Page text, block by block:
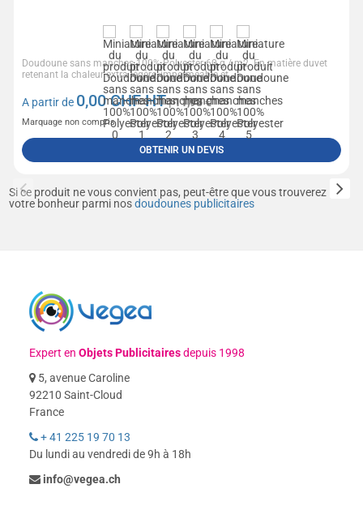
Doudoune sans manches 100% Polyester 60 g / m2. En matière duvet
retenant la chaleur extra légère, imperméable et...
A partir de 0,00CHF HT| 11,93 €
Marquage non compris
OBTENIR UN DEVIS
Si ce produit ne vous convient pas, peut-être que vous trouverez
votre bonheur parmi nosdoudounes publicitaires
Expert enObjets Publicitairesdepuis 1998
5, avenue Caroline
92210 Saint-Cloud
France
+ 41 225 19 70 13
Du lundi au vendredi de 9h à 18h
info@vegea.ch